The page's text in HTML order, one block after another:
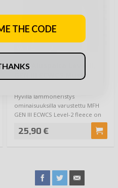
MFH Aluspaita Level II,
GEN III ECWCS Musta
Hyvillä lämmöneristys
ominaisuuksilla varustettu MFH
GEN III ECWCS Level-2 fleece on
25,90 €
THE CODE